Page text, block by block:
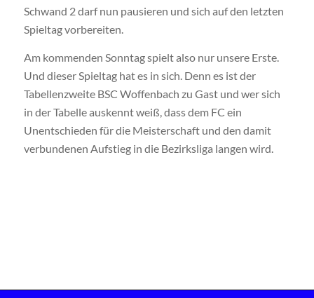
Schwand 2 darf nun pausieren und sich auf den letzten
Spieltag vorbereiten.
Am kommenden Sonntag spielt also nur unsere Erste.
Und dieser Spieltag hat es in sich. Denn es ist der
Tabellenzweite BSC Woffenbach zu Gast und wer sich
in der Tabelle auskennt weiß, dass dem FC ein
Unentschieden für die Meisterschaft und den damit
verbundenen Aufstieg in die Bezirksliga langen wird.